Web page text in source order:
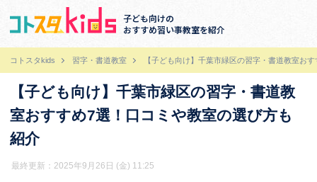
子ども向けの
おすすめ習い事教室を紹介
コトスタkids 習字・書道教室 【子ども向け】千葉市緑区の習字・書道教室お
【子ども向け】千葉市緑区の習字・書道教
室おすすめ7選！口コミや教室の選び方も
紹介
最終更新：2025年9月26日 (金) 11:25